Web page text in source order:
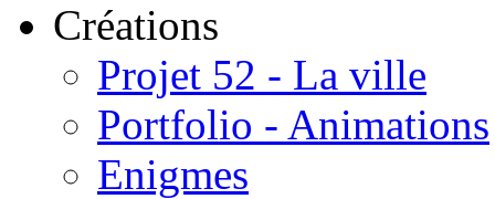
Créations
Projet 52 - La ville
Portfolio - Animations
Enigmes